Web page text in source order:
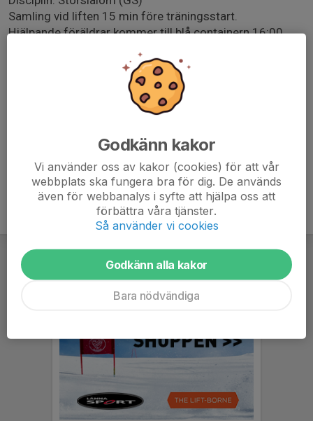
Samling vid liften 15 min före träningsstart.
Hjälpande föräldrar kommer till blå containern 16:00
Godkänn kakor
Vi använder oss av kakor (cookies) för att vår
webbplats ska fungera bra för dig. De används
även för webbanalys i syfte att hjälpa oss att
förbättra våra tjänster.
Så använder vi cookies
Godkänn alla kakor
Bara nödvändiga